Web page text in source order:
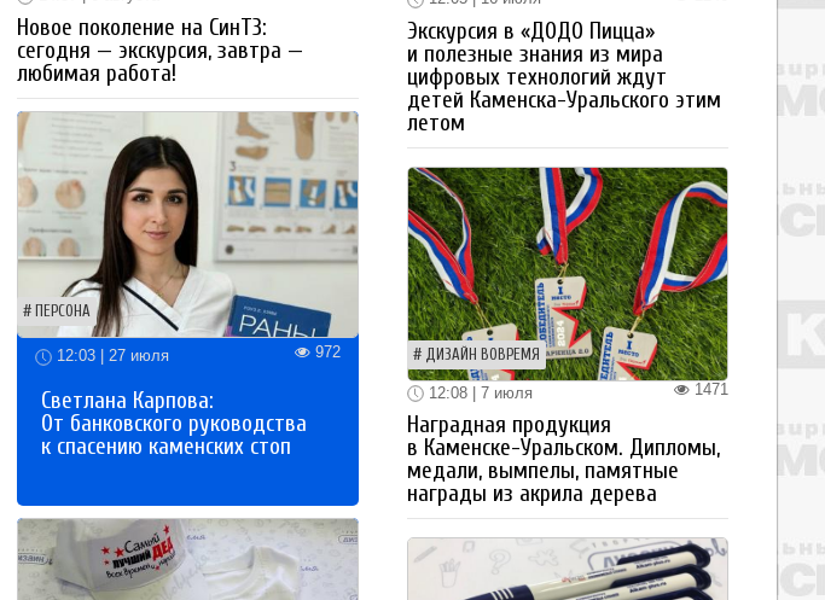
Новое поколение на СинТЗ:
сегодня — экскурсия, завтра —
любимая работа!
ПЕРСОНА
12:03 | 27 июля 972
Светлана Карпова:
От банковского руководства
к спасению каменских стоп
Экскурсия в «ДОДО Пицца»
и полезные знания из мира
цифровых технологий ждут
детей Каменска-Уральского этим
летом
ДИЗАЙН ВОВРЕМЯ
1471
12:08 | 7 июля
Наградная продукция
в Каменске-Уральском. Дипломы,
медали, вымпелы, памятные
награды из акрила дерева